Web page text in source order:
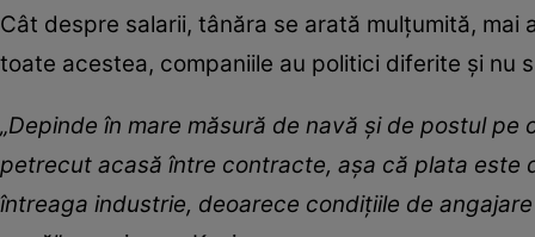
Cât despre salarii, tânăra se arată mulțumită,
toate acestea, companiile au politici diferite și nu
„Depinde în mare măsură de navă și de postul
petrecut acasă între contracte, așa că plata este
întreaga industrie, deoarece condițiile de